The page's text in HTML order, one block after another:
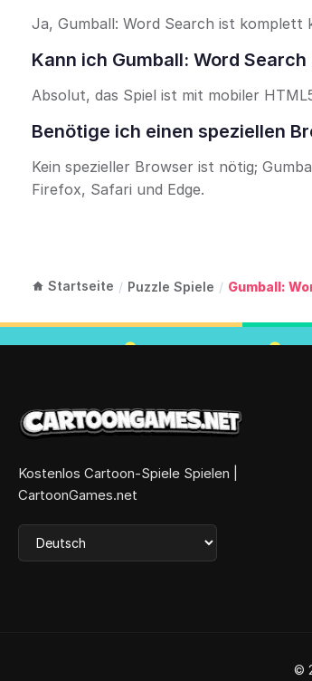
Ja, Gumball: Word Search ist komplett
Kann ich Gumball: Word
Absolut, das Spiel ist mit mobiler
Benötige ich einen speziellen
Kein spezieller Browser ist nötig;
Firefox, Safari und Edge.
Startseite / Puzzle Spiele / Gumball:
Kostenlos Cartoon-Spiele Spielen |
CartoonGames.net
©